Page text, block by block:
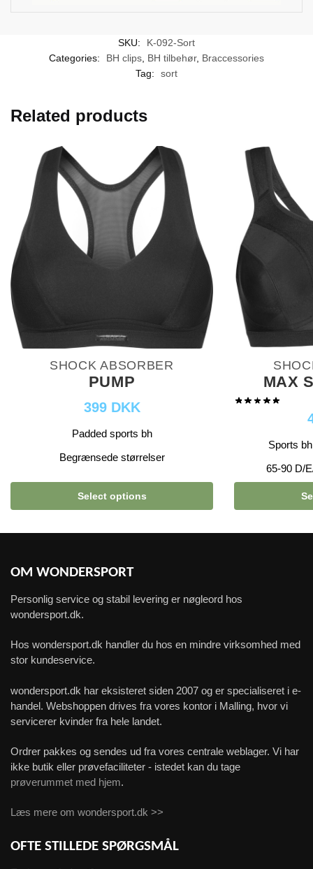
SKU:
K-092-Sort
Categories:
BH clips BH tilbehør, Braccessories
Tag:
sort
Related products
SHOCK ABSORBER
PUMP
399 DKK
Padded sports bh
Begrænsede størrelser
Select options
MAX
Sports
65-90 D/
OM WONDERSPORT
Personlig service og stabil levering er nøgleord hos
wondersport.dk.
Hos wondersport.dk handler du hos en mindre virksomhed med
stor kundeservice.
wondersport.dk har eksisteret siden 2007 og er specialiseret i e-
handel. Webshoppen drives fra vores kontor i Malling, hvor vi
servicerer kvinder fra hele landet.
Ordrer pakkes og sendes ud fra vores centrale weblager. Vi har
ikke butik eller prøvefaciliteter - istedet kan du tage
prøverummet med hjem.
Læs mere om wondersport.dk >>
OFTE STILLEDE SPØRGSMÅL